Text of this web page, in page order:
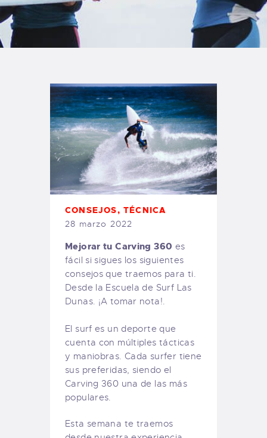
TIENDA FAMILY SURFERS
WEBCAM SALINAS
PEDIDOS
CONSEJOS,TÉCNICA
28 marzo 2022
Mejorar tu Carving 360 es
fácil si sigues los siguientes
consejos que traemos para ti.
Desde la Escuela de Surf Las
Dunas. ¡A tomar nota!.
El surf es un deporte que
cuenta con múltiples tácticas
y maniobras. Cada surfer tiene
sus preferidas, siendo el
Carving 360 una de las más
populares.
Esta semana te traemos